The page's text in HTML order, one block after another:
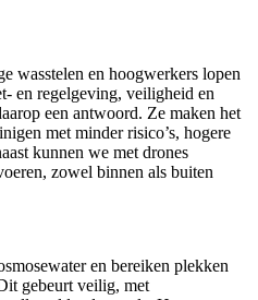
wasstelen en hoogwerkers lopen
en regelgeving, veiligheid en
een antwoord. Ze maken het
met minder risico’s, hogere
kunnen we met drones
zowel binnen als buiten
en bereiken plekken
gebeurt veilig, met